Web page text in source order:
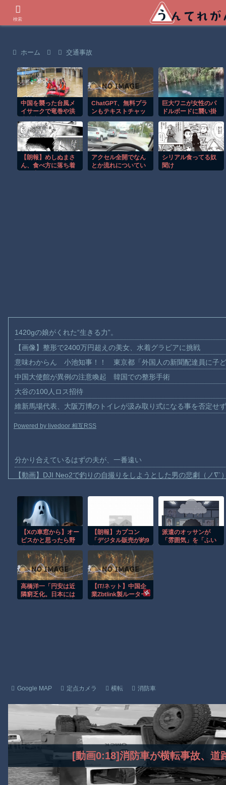
ホーム 交通事故
中国を襲った台風メ
イサークで竜巻や洪
ChatGPT、無料プラ
ンもテキストチャッ
5.6 Solも改善
巨大ワニが女性のパ
ドルボードに襲い掛
【朗報】めしぬまさ
ん、食べ方に落ち着
アクセル全開でなん
とか流れについてい
シリアル食ってる奴
聞け
1420gの娘がくれた“生きる力”。
【画像】整形で2400万円超えの美女、水着グラビアに挑戦
意味わからん 小池知事！！ 東京都「外国人の新聞配達員に子
中国大使館が異例の注意喚起 韓国での整形手術
大谷の100人ロス招待
維新馬場代表、大阪万博のトイレが汲み取り式になる事を否定せ
Powered by livedoor 相互RSS
分かり合えているはずの夫が、一番遠い
【動画】DJI Neo2で釣りの自撮りをしようとした男の悲劇（ノ∇`
お前らがメイドイン韓国で認めてるもの 「キムチ」あと3つは？
AmazonのアツさMax！心も踊る「マンガ毎週末セール（50%還
【動画】これはお見事。中国重慶市で珍しい事故が撮影される。
【動画】ロシア軍のドローンをネット発射装置で撃墜するウクラ
【動画】逃げる判断はやっ！埼玉でスマホ運転のプリウスに当て
渡邊渚さん「私がPTSDと診断された当時、世間はまだPTSDと
【Xの車窓から】オー
ビスかと思ったら野
か
【朗報】カプコン
「デジタル販売が約9
小の大きな影響は想
定していない」
派遣のオッサンが
「雰囲気」を「ふい
高橋洋一「円安は近
隣窮乏化。日本には
【IT/ネット】中国企
業Zbtlink製ルーター
Google MAP 定点カメラ 横転 消防車
[動画0:18]消防車が横転事故、道
検索